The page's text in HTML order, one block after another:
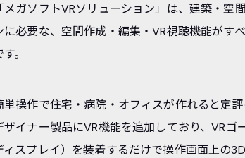
「メガソフトVRソリューション」は、建築・空
に必要な、空間作成・編集・VR視聴機能がす
。
単操作で住宅・病院・オフィスが作れると定
ザイナー製品にVR機能を追加しており、VRゴ
ィスプレイ）を装着するだけで操作画面上の